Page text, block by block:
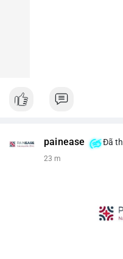
painease Đã
23 m